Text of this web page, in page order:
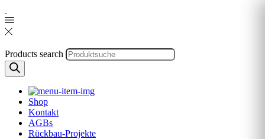
Products search
Shop
Kontakt
AGBs
Rückbau-Projekte